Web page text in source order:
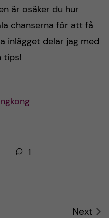
är osäker du hur
chanserna för att få
inlägget delar jag med
tips!
1
Next